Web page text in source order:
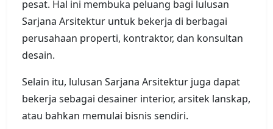
pesat. Hal ini membuka peluang bagi lulusan
Sarjana Arsitektur untuk bekerja di berbagai
perusahaan properti, kontraktor, dan konsultan
desain.
Selain itu, lulusan Sarjana Arsitektur juga dapat
bekerja sebagai desainer interior, arsitek lanskap,
atau bahkan memulai bisnis sendiri.